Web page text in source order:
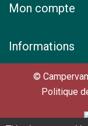
Mon compte
Informations
©
Politique